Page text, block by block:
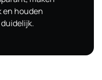
en houden